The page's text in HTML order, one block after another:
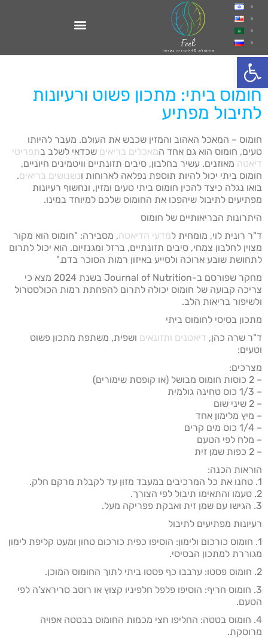
פתח סרגל נגישות
חומוס ביתי: מתכון פשוט ורעיונות
לתיבול מפתיע
חומוס – המאכל האהוב והמזין שכבש את העולם. מעבר להיותו
טעים, חומוס הוא גם אחד המאכלים בריאים שכדאי לשלב בתפריטי
דיאטה מאוזנים. עשיר בחלבון, סיבים תזונתיים וויטמינים חיוניים,
חומוס ביתי יכול להיות תוספת נפלאה לארוחות ונשנושים בריאים.
בואו נגלה כיצד להכין חומוס ביתי טעים ומזין, ונחשוף רעיונות
מפתיעים לתיבול שיהפכו את החומוס שלכם למיוחד במינו.
היתרונות הבריאותיים של חומוס
ד"ר רונית לוי, מומחית למדעי הדיאטה, מסבירה: "חומוס הוא מקור
מצוין לחלבון צמחי, סיבים תזונתיים, ברזל ומגנזיום. הוא יכול לתרום
לתחושת שובע ארוכה ולסייע באיזון רמות הסוכר בדם."
מחקר שפורסם ב-Journal of Nutrition בשנת 2024 מצא כי
צריכה קבועה של חומוס יכולה לתרום להפחתת רמות הכולסטרול
ולשיפור בריאות הלב.
מתכון בסיסי לחומוס ביתי
ד"ר שרה כהן, דיאטנים ותזונאים ושפית, משתפת מתכון פשוט
וטעים:
מצרכים:
– 2 כוסות חומוס מבושל (או קופסת שימורים)
– 1/3 כוס טחינה גולמית
– 2 שיני שום
– מיץ מלימון אחד
– 1/4 כוס מים קרים
– מלח לפי הטעם
– 2 כפות שמן זית
הוראות הכנה:
1. טחנו את כל המרכיבים במעבד מזון עד לקבלת מרקם חלק.
2. טעמו והתאימו תיבול לפי הצורך.
3. הגישו עם שמן זית ואבקת פפריקה מעל.
רעיונות מפתיעים לתיבול
1. חומוס כורכום ולימון: הוסיפו כפית כורכום טחון ומעט קליפת לימון
מגוררת למתכון הבסיסי.
2. חומוס פסטו: ערבבו כף פסטו ביתי לתוך החומוס המוכן.
3. חומוס חריף: הוסיפו פלפל חלפיניו קצוץ או רוטב סריראצ'ה לפי
הטעם.
4. חומוס בטטה: החליפו חצי מכמות החומוס בבטטה אפויה
מרוסקת.